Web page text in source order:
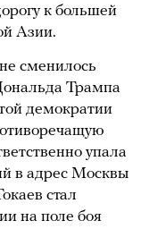
к большей
Азии.
сменилось
Трампа
демократии
упала
в адрес Москвы
стал
на поле боя